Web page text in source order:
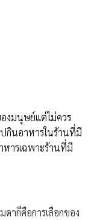
นุษย์แต่ไม่ควร
ปกินอาหารในร้านที่มี
หารเฉพาะร้านที่มี
าก็คือการเลือกของ